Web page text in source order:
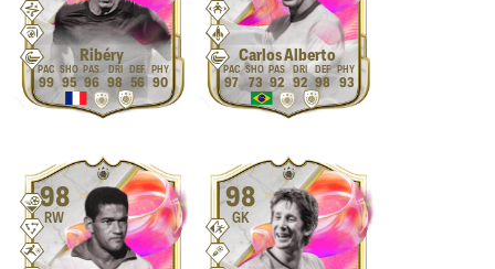
Ribéry
99 95 96 98 56 90
Carlos Alberto
97 73 92 92 98 93
98
RW
98
GK